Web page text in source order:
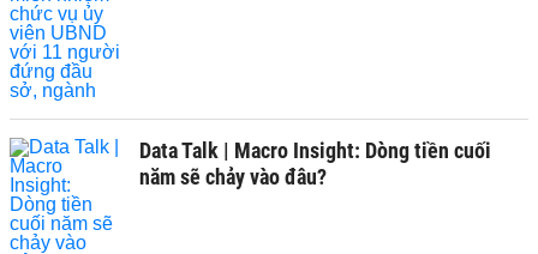
Data Talk | Macro Insight: Dòng tiền cuối
năm sẽ chảy vào đâu?